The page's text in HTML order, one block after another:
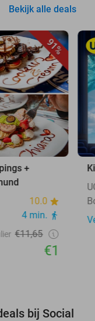
Bekijk alle deals
91%
+
10.0
4 min.
€11,65
€1
bij Social